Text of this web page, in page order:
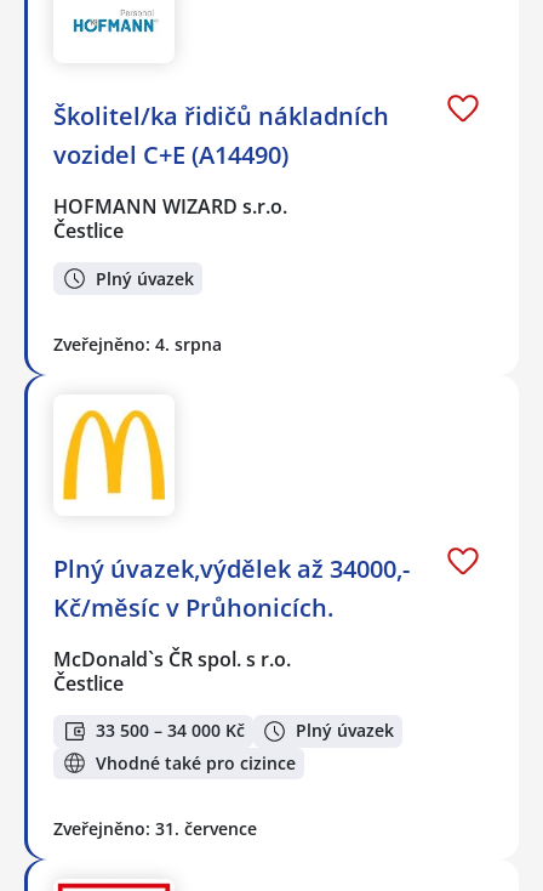
Školitel/ka řidičů nákladních
vozidel C+E (A14490)
HOFMANN WIZARD s.r.o.
Čestlice
Plný úvazek
Zveřejněno: 4. srpna
Plný úvazek,výdělek až 34000,-
Kč/měsíc v Průhonicích.
McDonald`s ČR spol. s r.o.
Čestlice
33 500 – 34 000 Kč
Plný úvazek
Vhodné také pro cizince
Zveřejněno: 31. července